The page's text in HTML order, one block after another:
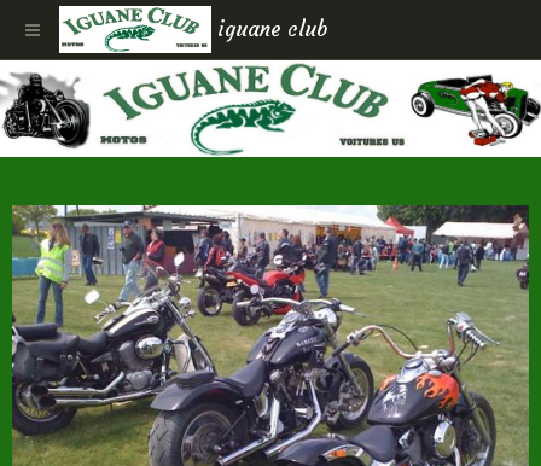
iguane club